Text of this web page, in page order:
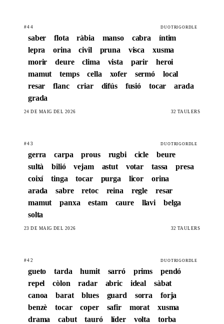
#44 DUOTRIGORDLE
saber flota ràbia manso cabra
íntim
lepra
orina civil pruna visca
xusma
morir
deure clima vista parir
heroi
mamut
temps cella xofer sermó
local
resar
flanc criar difús fusió tocar
arada
grada
24 DE MAIG DEL 2026 32 TAULERS
#43 DUOTRIGORDLE
gerra carpa prous rugbi cicle
beure
sultà
bilió vejam astut votar tassa
presa
coixí
tinga tocar purga licor
orina
arada
sabre retoc reina regle
resar
mamut
panxa estam caure llavi
belga
solta
23 DE MAIG DEL 2026 32 TAULERS
#42 DUOTRIGORDLE
gueto tarda humit sarró prims
pendó
repel
còlon radar abric ideal
sàbat
canoa
barat blues guard sorra
forja
benzè
tocar coper safir morat
xusma
drama
cabut tauró líder volta
torba